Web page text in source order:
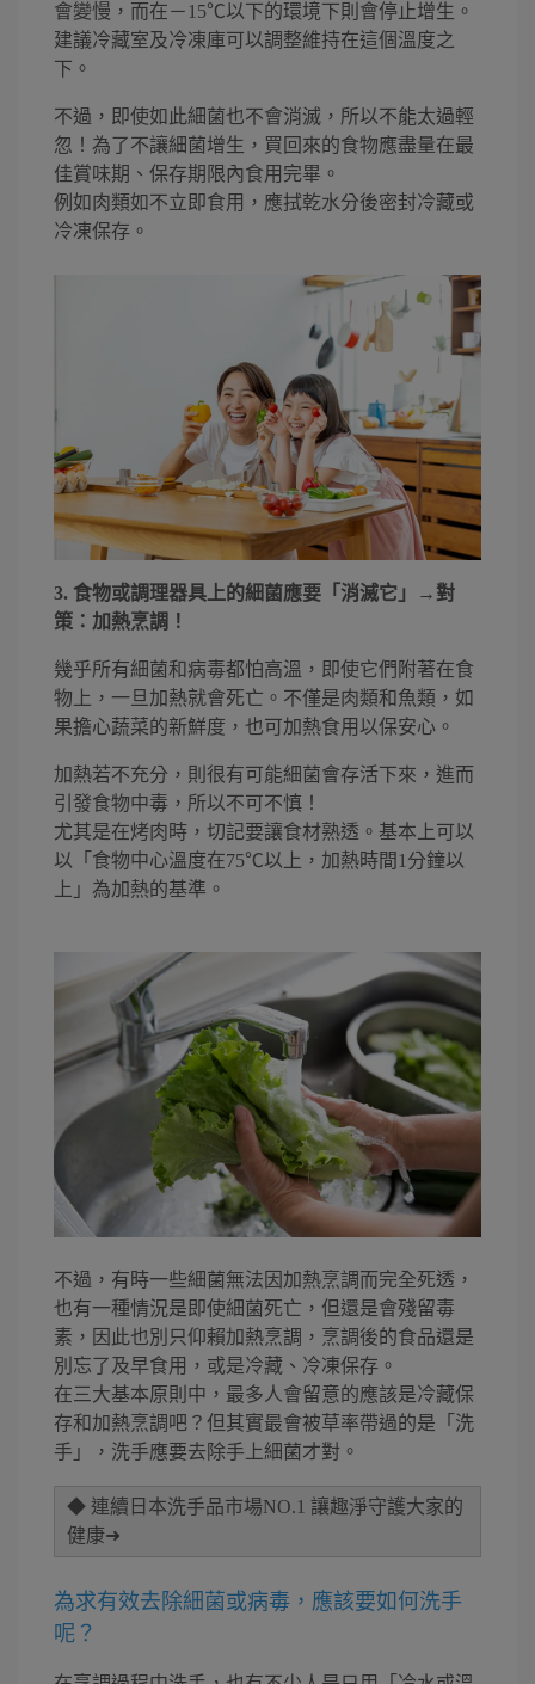
會變慢，而在－15℃以下的環境下則會停止增生。
建議冷藏室及冷凍庫可以調整維持在這個溫度之
下。
不過，即使如此細菌也不會消滅，所以不能太過輕
忽！為了不讓細菌增生，買回來的食物應盡量在最
佳賞味期、保存期限內食用完畢。
例如肉類如不立即食用，應拭乾水分後密封冷藏或
冷凍保存。
3. 食物或調理器具上的細菌應要「消滅它」→對
策：加熱烹調！
幾乎所有細菌和病毒都怕高溫，即使它們附著在食
物上，一旦加熱就會死亡。不僅是肉類和魚類，如
果擔心蔬菜的新鮮度，也可加熱食用以保安心。
加熱若不充分，則很有可能細菌會存活下來，進而
引發食物中毒，所以不可不慎！
尤其是在烤肉時，切記要讓食材熟透。基本上可以
以「食物中心溫度在75℃以上，加熱時間1分鐘以
上」為加熱的基準。
不過，有時一些細菌無法因加熱烹調而完全死透，
也有一種情況是即使細菌死亡，但還是會殘留毒
素，因此也別只仰賴加熱烹調，烹調後的食品還是
別忘了及早食用，或是冷藏、冷凍保存。
在三大基本原則中，最多人會留意的應該是冷藏保
存和加熱烹調吧？但其實最會被草率帶過的是「洗
手」，洗手應要去除手上細菌才對。
◆ 連續日本洗手品市場NO.1 讓趣淨守護大家的
健康➜
為求有效去除細菌或病毒，應該要如何洗手
呢？